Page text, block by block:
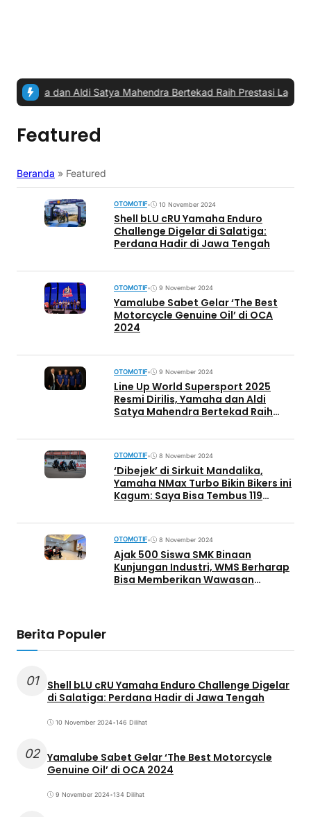
dan Aldi Satya Mahendra Bertekad Raih Prestasi Lagi|#4 -
Featured
Beranda » Featured
OTOMOTIF• 10 November 2024
Shell bLU cRU Yamaha Enduro
Challenge Digelar di Salatiga:
Perdana Hadir di Jawa Tengah
OTOMOTIF• 9 November 2024
Yamalube Sabet Gelar ‘The Best
Motorcycle Genuine Oil’ di OCA
2024
OTOMOTIF• 9 November 2024
Line Up World Supersport 2025
Resmi Dirilis, Yamaha dan Aldi
Satya Mahendra Bertekad Raih
OTOMOTIF• 8 November 2024
‘Dibejek’ di Sirkuit Mandalika,
Yamaha NMax Turbo Bikin Bikers ini
Kagum: Saya Bisa Tembus 119
OTOMOTIF• 8 November 2024
Ajak 500 Siswa SMK Binaan
Kunjungan Industri, WMS Berharap
Bisa Memberikan Wawasan
Berita Populer
01
Shell bLU cRU Yamaha Enduro Challenge Digelar
di Salatiga: Perdana Hadir di Jawa Tengah
10 November 2024•146 Dilihat
02 Yamalube Sabet Gelar ‘The Best Motorcycle
Genuine Oil’ di OCA 2024
9 November 2024•134 Dilihat